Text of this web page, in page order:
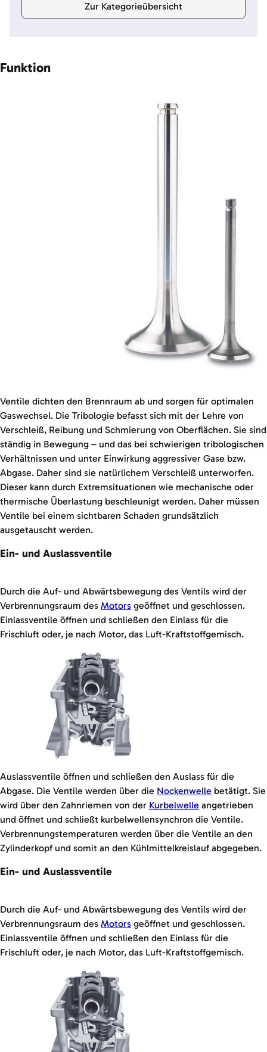
Zur Kategorieübersicht
Funktion
Ventile dichten den Brennraum ab und sorgen für optimalen
Gaswechsel. Die Tribologie befasst sich mit der Lehre von
Verschleiß, Reibung und Schmierung von Oberflächen. Sie sind
ständig in Bewegung – und das bei schwierigen tribologischen
Verhältnissen und unter Einwirkung aggressiver Gase bzw.
Abgase. Daher sind sie natürlichem Verschleiß unterworfen.
Dieser kann durch Extremsituationen wie mechanische oder
thermische Überlastung beschleunigt werden. Daher müssen
Ventile bei einem sichtbaren Schaden grundsätzlich
ausgetauscht werden.
Ein- und Auslassventile
Durch die Auf- und Abwärtsbewegung des Ventils wird der
Verbrennungsraum des Motors geöffnet und geschlossen.
Einlassventile öffnen und schließen den Einlass für die
Frischluft oder, je nach Motor, das Luft-Kraftstoffgemisch.
Auslassventile öffnen und schließen den Auslass für die
Abgase. Die Ventile werden über die Nockenwelle betätigt. Sie
wird über den Zahnriemen von der Kurbelwelle angetrieben
und öffnet und schließt kurbelwellensynchron die Ventile.
Verbrennungstemperaturen werden über die Ventile an den
Zylinderkopf und somit an den Kühlmittelkreislauf abgegeben.
Ein- und Auslassventile
Durch die Auf- und Abwärtsbewegung des Ventils wird der
Verbrennungsraum des Motors geöffnet und geschlossen.
Einlassventile öffnen und schließen den Einlass für die
Frischluft oder, je nach Motor, das Luft-Kraftstoffgemisch.